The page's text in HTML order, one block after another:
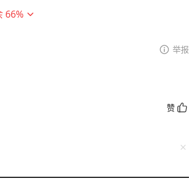
66%
举报
赞